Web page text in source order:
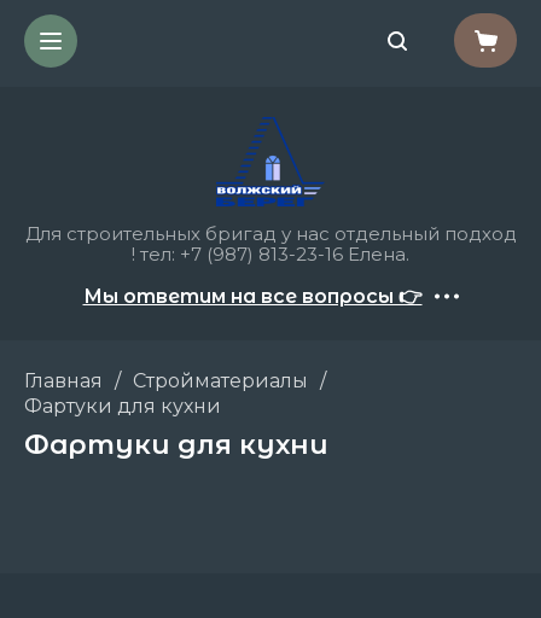
Для строительных бригад у нас отдельный подход
! тел: +7 (987) 813-23-16 Елена.
Мы ответим на все вопросы 👉
Главная / Стройматериалы
/
Фартуки для кухни
Фартуки для кухни